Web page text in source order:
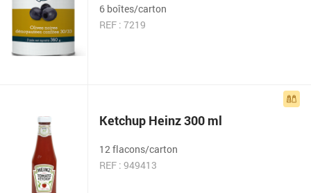
6 boîtes/carton
REF : 7219
Ketchup Heinz 300 ml
12 flacons/carton
REF : 949413